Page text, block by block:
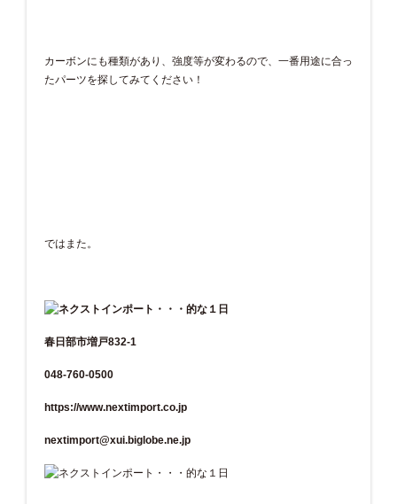
カーボンにも種類があり、強度等が変わるので、一番用途に合っ
たパーツを探してみてください！
ではまた。
春日部市増戸832-1
048-760-0500
https://www.nextimport.co.jp
nextimport@xui.biglobe.ne.jp